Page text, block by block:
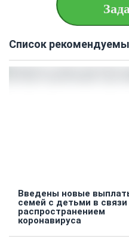
Список
Введены новые
семей с детьми в связи
распространением
коронавируса